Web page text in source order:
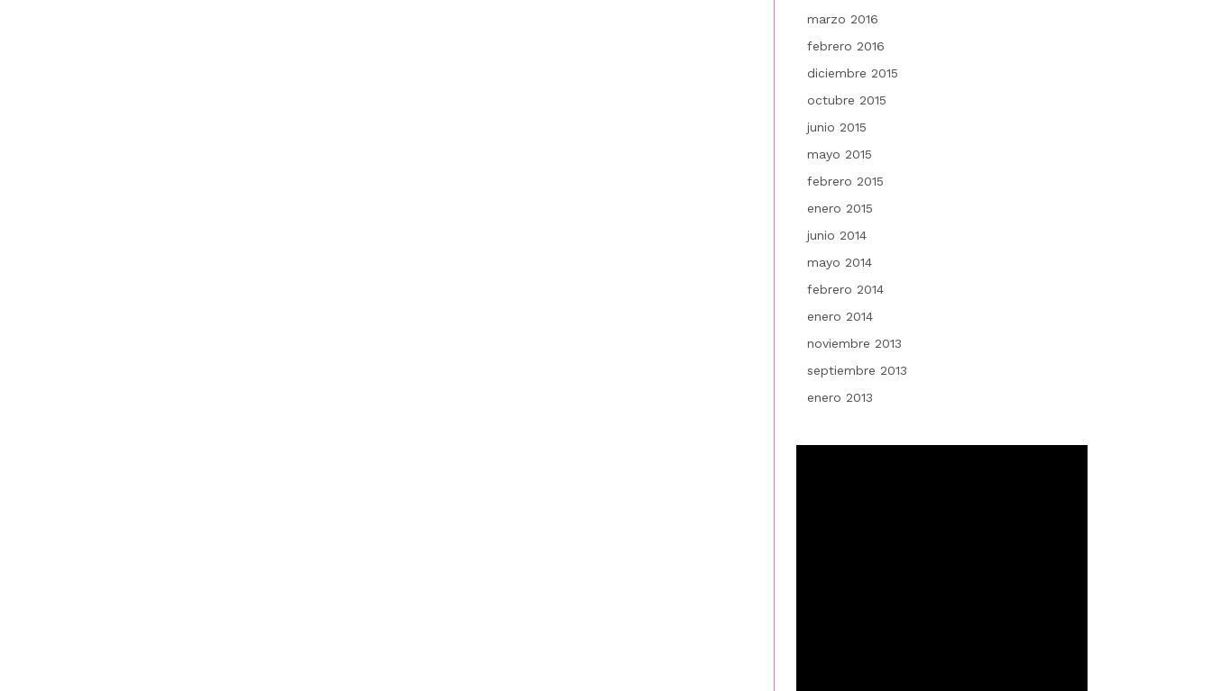
marzo 2016
febrero 2016
diciembre 2015
octubre 2015
junio 2015
mayo 2015
febrero 2015
enero 2015
junio 2014
mayo 2014
febrero 2014
enero 2014
noviembre 2013
septiembre 2013
enero 2013